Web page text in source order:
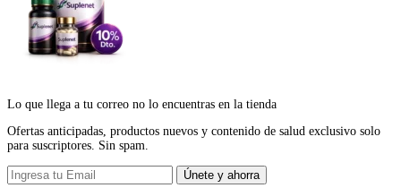
Lo que llega a tu correo no lo encuentras en la tienda
Ofertas anticipadas, productos nuevos y contenido de salud exclusivo solo
para suscriptores. Sin spam.
Únete y ahorra